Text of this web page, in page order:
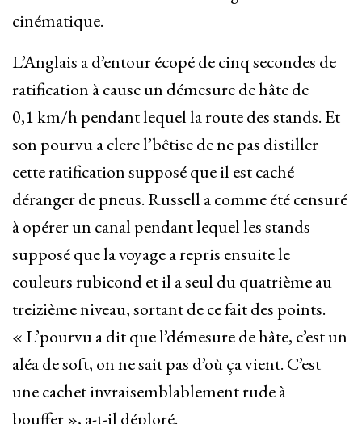
cinématique.
L’Anglais a d’entour écopé de cinq secondes de
ratification à cause un démesure de hâte de
0,1 km/h pendant lequel la route des stands. Et
son pourvu a clerc l’bêtise de ne pas distiller
cette ratification supposé que il est caché
déranger de pneus. Russell a comme été censuré
à opérer un canal pendant lequel les stands
supposé que la voyage a repris ensuite le
couleurs rubicond et il a seul du quatrième au
treizième niveau, sortant de ce fait des points.
« L’pourvu a dit que l’démesure de hâte, c’est un
aléa de soft, on ne sait pas d’où ça vient. C’est
une cachet invraisemblablement rude à
bouffer », a-t-il déploré.